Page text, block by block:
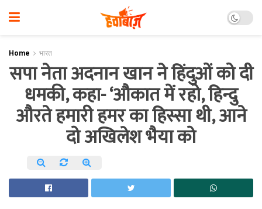
Home भारत
सपा नेता अदनान खान ने हिंदुओं को दी
धमकी, कहा- ‘औकात में रहो, हिन्दु
औरते हमारी हमर का हिस्सा थी, आने
दो अखिलेश भैया को